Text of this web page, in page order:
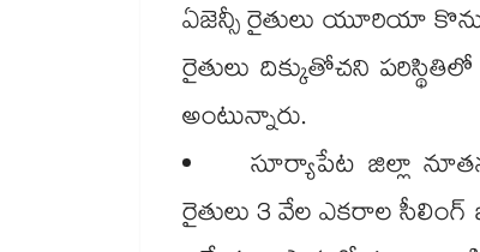
ఏజెన్సీ రైతులు యూరియా
రైతులు దిక్కుతోచని
అంటున్నారు.
సూర్యాపేట జిల్లా
రైతులు 3 వేల ఎకరాల సీలింగ్